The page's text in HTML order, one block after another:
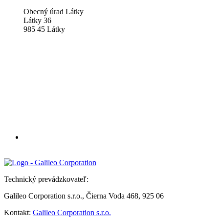
Obecný úrad Látky
Látky 36
985 45 Látky
Technický prevádzkovateľ:
Galileo Corporation s.r.o., Čierna Voda 468, 925 06
Kontakt: Galileo Corporation s.r.o.